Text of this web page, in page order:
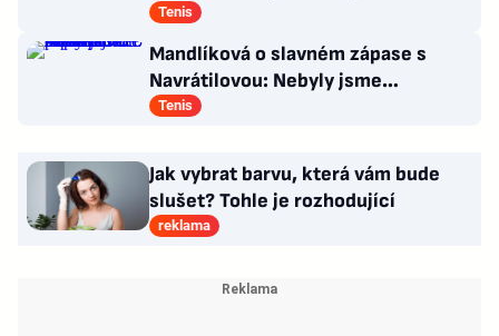
Šalkovou, zbytek Češek ale smutní
Tenis
Mandlíková o slavném zápase s
Navrátilovou: Nebyly jsme
připravené. Příště přiveze dceru
Tenis
Jak vybrat barvu, která vám bude
slušet? Tohle je rozhodující
reklama